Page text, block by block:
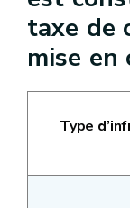
taxe de
mise en
Type